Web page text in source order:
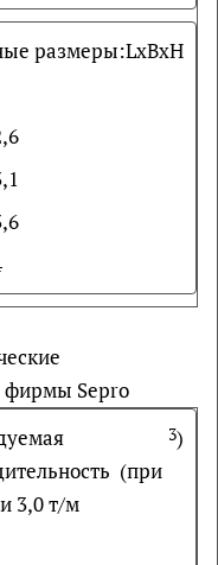
размеры:LxBxH
фирмы Sepro
(при
3,0 т/м
3)